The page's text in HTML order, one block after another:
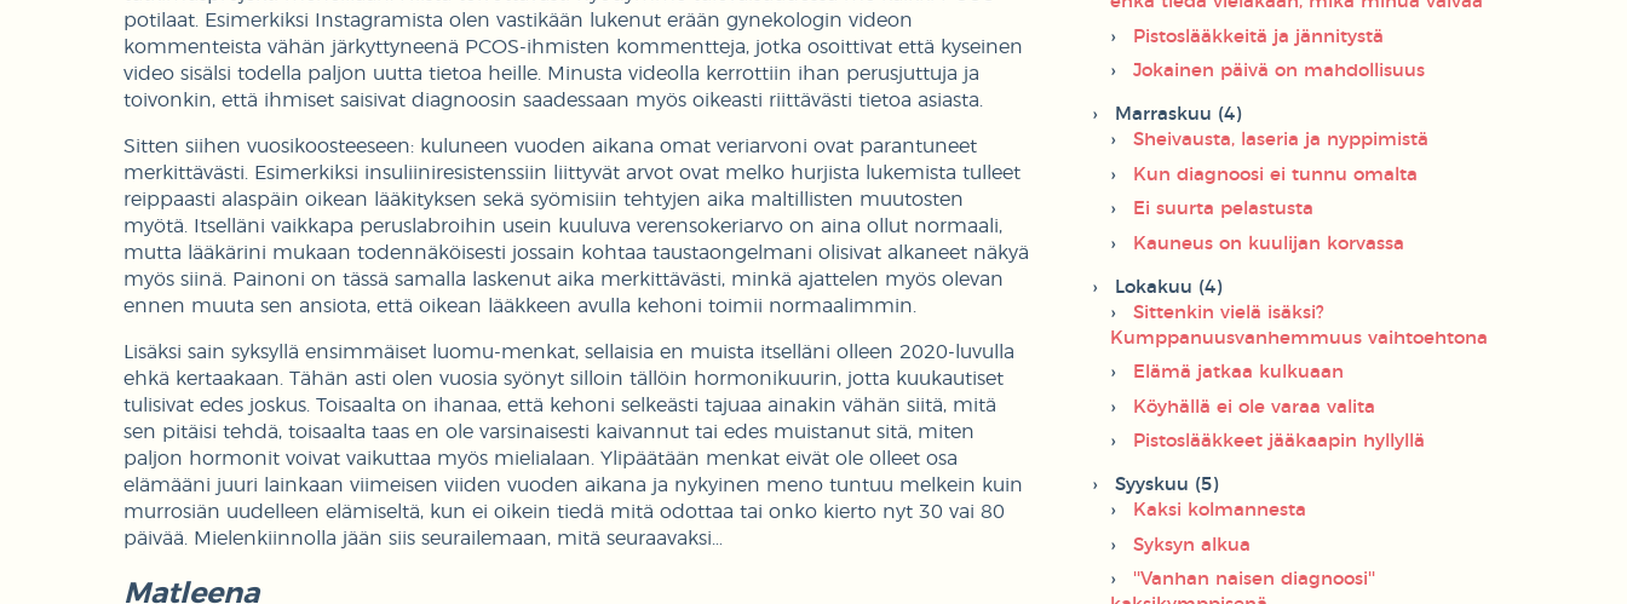
potilaat. Esimerkiksi Instagramista olen vastikään lukenut erään gynekologin videon
kommenteista vähän järkyttyneenä PCOS-ihmisten kommentteja, jotka osoittivat että kyseinen
video sisälsi todella paljon uutta tietoa heille. Minusta videolla kerrottiin ihan perusjuttuja ja
toivonkin, että ihmiset saisivat diagnoosin saadessaan myös oikeasti riittävästi tietoa asiasta.
Sitten siihen vuosikoosteeseen: kuluneen vuoden aikana omat veriarvoni ovat parantuneet
merkittävästi. Esimerkiksi insuliiniresistenssiin liittyvät arvot ovat melko hurjista lukemista tulleet
reippaasti alaspäin oikean lääkityksen sekä syömisiin tehtyjen aika maltillisten muutosten
myötä. Itselläni vaikkapa peruslabroihin usein kuuluva verensokeriarvo on aina ollut normaali,
mutta lääkärini mukaan todennäköisesti jossain kohtaa taustaongelmani olisivat alkaneet näkyä
myös siinä. Painoni on tässä samalla laskenut aika merkittävästi, minkä ajattelen myös olevan
ennen muuta sen ansiota, että oikean lääkkeen avulla kehoni toimii normaalimmin.
Lisäksi sain syksyllä ensimmäiset luomu-menkat, sellaisia en muista itselläni olleen 2020-luvulla
ehkä kertaakaan. Tähän asti olen vuosia syönyt silloin tällöin hormonikuurin, jotta kuukautiset
tulisivat edes joskus. Toisaalta on ihanaa, että kehoni selkeästi tajuaa ainakin vähän siitä, mitä
sen pitäisi tehdä, toisaalta taas en ole varsinaisesti kaivannut tai edes muistanut sitä, miten
paljon hormonit voivat vaikuttaa myös mielialaan. Ylipäätään menkat eivät ole olleet osa
elämääni juuri lainkaan viimeisen viiden vuoden aikana ja nykyinen meno tuntuu melkein kuin
murrosiän uudelleen elämiseltä, kun ei oikein tiedä mitä odottaa tai onko kierto nyt 30 vai 80
päivää. Mielenkiinnolla jään siis seurailemaan, mitä seuraavaksi…
Matleena
Pistoslääkkeitä ja jännitystä
Jokainen päivä on mahdollisuus
Marraskuu (4)
Sheivausta, laseria ja nyppimistä
Kun diagnoosi ei tunnu omalta
Ei suurta pelastusta
Kauneus on kuulijan korvassa
Lokakuu (4)
Sittenkin vielä isäksi?
Kumppanuusvanhemmuus vaihtoehtona
Elämä jatkaa kulkuaan
Köyhällä ei ole varaa valita
Pistoslääkkeet jääkaapin hyllyllä
Syyskuu (5)
Kaksi kolmannesta
Syksyn alkua
''Vanhan naisen diagnoosi''